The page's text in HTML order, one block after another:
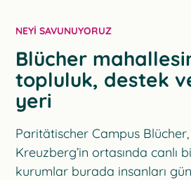
NEYI SAVUNUYORUZ
Blücher
topluluk, destek
yeri
Paritätischer Campus
Kreuzberg’in ortasında canlı
kurumlar burada insanları